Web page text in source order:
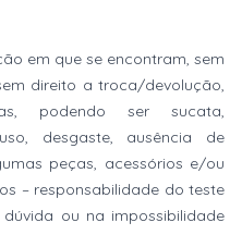
em que se encontram, sem
direito a troca/devolução,
podendo ser sucata,
desgaste, ausência de
peças, acessórios e/ou
– responsabilidade do teste
ou na impossibilidade